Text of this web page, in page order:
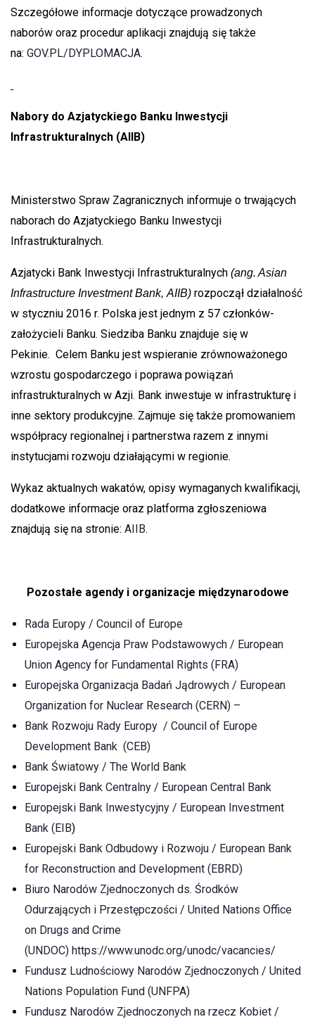
Szczegółowe informacje dotyczące prowadzonych
naborów oraz procedur aplikacji znajdują się także
na: GOV.PL/DYPLOMACJA.
Nabory do Azjatyckiego Banku Inwestycji
Infrastrukturalnych (AIIB)
Ministerstwo Spraw Zagranicznych informuje o trwających
naborach do Azjatyckiego Banku Inwestycji
Infrastrukturalnych.
Azjatycki Bank Inwestycji Infrastrukturalnych (ang. Asian
Infrastructure Investment Bank, AIIB) rozpoczął działalność
w styczniu 2016 r. Polska jest jednym z 57 członków-
założycieli Banku. Siedziba Banku znajduje się w
Pekinie. Celem Banku jest wspieranie zrównoważonego
wzrostu gospodarczego i poprawa powiązań
infrastrukturalnych w Azji. Bank inwestuje w infrastrukturę i
inne sektory produkcyjne. Zajmuje się także promowaniem
współpracy regionalnej i partnerstwa razem z innymi
instytucjami rozwoju działającymi w regionie.
Wykaz aktualnych wakatów, opisy wymaganych kwalifikacji,
dodatkowe informacje oraz platforma zgłoszeniowa
znajdują się na stronie: AIIB.
Pozostałe agendy i organizacje międzynarodowe
Rada Europy / Council of Europe
Europejska Agencja Praw Podstawowych / European
Union Agency for Fundamental Rights (FRA)
Europejska Organizacja Badań Jądrowych / European
Organization for Nuclear Research (CERN) –
Bank Rozwoju Rady Europy / Council of Europe
Development Bank (CEB)
Bank Światowy / The World Bank
Europejski Bank Centralny / European Central Bank
Europejski Bank Inwestycyjny / European Investment
Bank (EIB)
Europejski Bank Odbudowy i Rozwoju / European Bank
for Reconstruction and Development (EBRD)
Biuro Narodów Zjednoczonych ds. Środków
Odurzających i Przestępczości / United Nations Office
on Drugs and Crime
(UNDOC) https://www.unodc.org/unodc/vacancies/
Fundusz Ludnościowy Narodów Zjednoczonych / United
Nations Population Fund (UNFPA)
Fundusz Narodów Zjednoczonych na rzecz Kobiet /